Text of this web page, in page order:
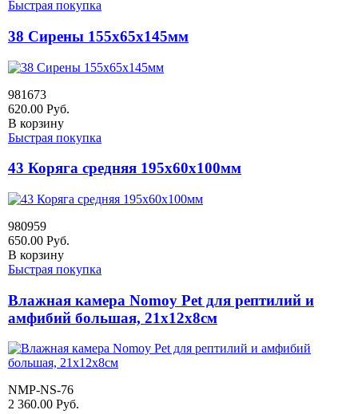
Быстрая покупка
38 Сирены 155х65х145мм
981673
620.00 Руб.
В корзину
Быстрая покупка
43 Коряга средняя 195х60х100мм
980959
650.00 Руб.
В корзину
Быстрая покупка
Влажная камера Nomoy Pet для рептилий и
амфибий большая, 21х12х8см
NMP-NS-76
2 360.00 Руб.